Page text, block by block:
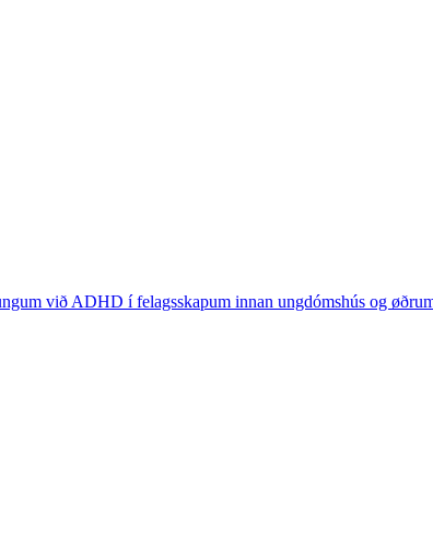
við ADHD í felagsskapum innan ungdómshús og